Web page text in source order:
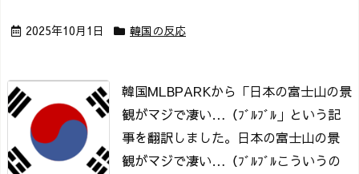
2025年10月1日 韓国の反応
韓国MLBPARKから「日本の富士山の景
観がマジで凄い…（ﾌﾞﾙﾌﾞﾙ」という記
事を翻訳しました。 日本の富士山の景
観がマジで凄い…（ﾌﾞﾙﾌﾞﾙこういうの